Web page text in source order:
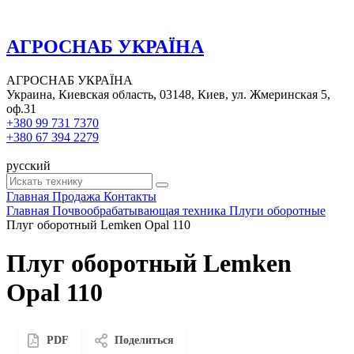
АГРОСНАБ УКРАЇНА
АГРОСНАБ УКРАЇНА
Украина, Киевская область, 03148, Киев, ул. Жмеринская 5,
оф.31
+380 99 731 7370
+380 67 394 2279
русский
Главная Продажа Контакты
Главная Почвообрабатывающая техника Плуги оборотные
Плуг оборотный Lemken Opal 110
Плуг оборотный Lemken
Opal 110
PDF Поделиться